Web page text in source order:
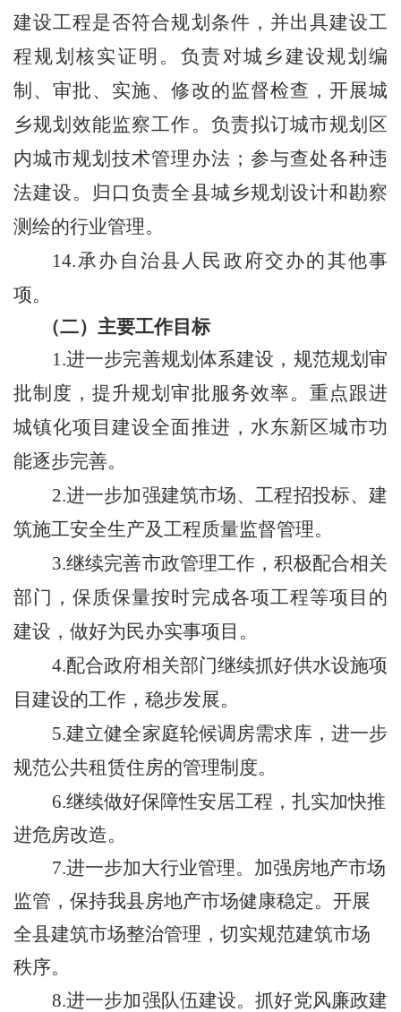
建设工程是否符合规划条件，并出具建设工
程规划核实证明。负责对城乡建设规划编
制、审批、实施、修改的监督检查，开展城
乡规划效能监察工作。负责拟订城市规划区
内城市规划技术管理办法；参与查处各种违
法建设。归口负责全县城乡规划设计和勘察
测绘的行业管理。
14.承办自治县人民政府交办的其他事
项。
（二）主要工作目标
1.进一步完善规划体系建设，规范规划审
批制度，提升规划审批服务效率。重点跟进
城镇化项目建设全面推进，水东新区城市功
能逐步完善。
2.进一步加强建筑市场、工程招投标、建
筑施工安全生产及工程质量监督管理。
3.继续完善市政管理工作，积极配合相关
部门，保质保量按时完成各项工程等项目的
建设，做好为民办实事项目。
4.配合政府相关部门继续抓好供水设施项
目建设的工作，稳步发展。
5.建立健全家庭轮候调房需求库，进一步
规范公共租赁住房的管理制度。
6.继续做好保障性安居工程，扎实加快推
进危房改造。
7.进一步加大行业管理。加强房地产市场
监管，保持我县房地产市场健康稳定。开展
全县建筑市场整治管理，切实规范建筑市场
秩序。
8.进一步加强队伍建设。抓好党风廉政建